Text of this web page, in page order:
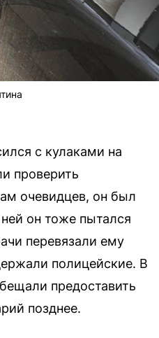
с кулаками на
проверить
очевидцев, он был
он тоже пытался
перевязали ему
полицейские. В
предоставить
позднее.